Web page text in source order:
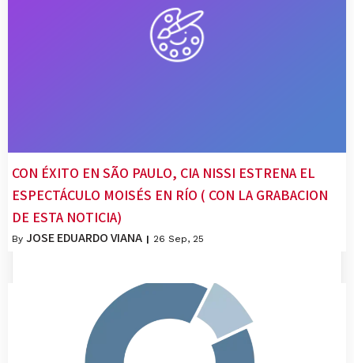
CON ÉXITO EN SÃO PAULO, CIA NISSI ESTRENA EL
ESPECTÁCULO MOISÉS EN RÍO ( CON LA GRABACION
DE ESTA NOTICIA)
By JOSE EDUARDO VIANA | 26 Sep, 25